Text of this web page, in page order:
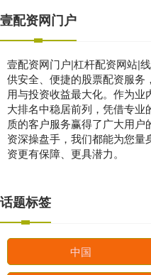
壹配资网门户
壹配资网门户|杠杆配资网站|
供安全、便捷的股票配资服务
用与投资收益最大化。作为
大排名中稳居前列，凭借专
质的客户服务赢得了广大用
资深操盘手，我们都能为您
资更有保障、更具潜力。
话题标签
中国